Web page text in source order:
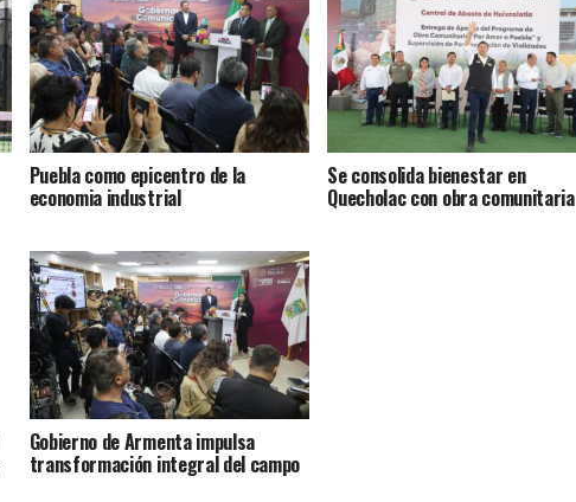
Puebla como epicentro de la
economia industrial
Se consolida bienestar en
Quecholac con obra comunitaria
Gobierno de Armenta impulsa
transformación integral del campo